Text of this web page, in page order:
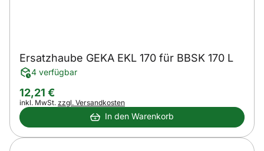
Ersatzhaube GEKA EKL 170 für BBSK 170 L
4 verfügbar
12,21 €
Steuerhinweis:
inkl. MwSt. zzgl. Versandkosten
In den Warenkorb